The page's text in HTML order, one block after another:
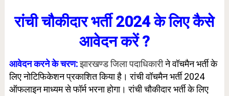
रांची चौकीदार भर्ती 2024 के लिए कैसे
आवेदन करें ?
आवेदन करने के चरण:झारखण्ड जिला पदाधिकारीने वॉचमैन भर्ती के
लिए नोटिफिकेशन प्रकाशित किया है। रांची वॉचमैन भर्ती 2024
ऑफलाइन माध्यम से फॉर्म भरना होगा। रांची चौकीदार भर्ती के लिए